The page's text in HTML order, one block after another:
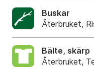
Buskar
Återbruket,
Bälte, skärp
Återbruket,